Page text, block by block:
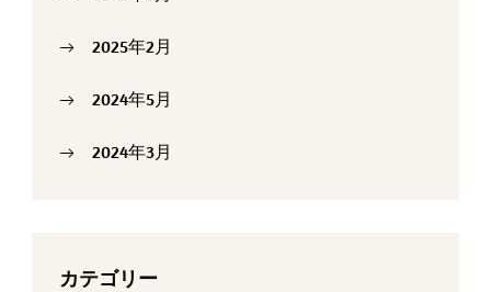
2025年2月
2024年5月
2024年3月
カテゴリー